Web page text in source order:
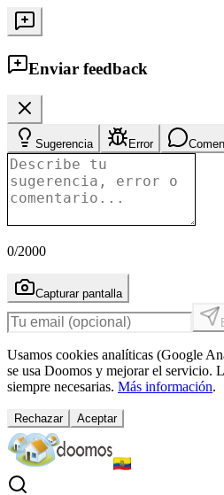
Enviar feedback
Sugerencia Error
0/2000
Capturar pantalla
Usamos cookies analíticas (Google
se usa Doomos y mejorar el servicio.
siempre necesarias. Más información.
Rechazar Aceptar